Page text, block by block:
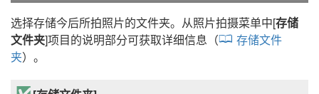
选择存储今后所拍照片的文件夹。从照片拍摄菜单中[存储
文件夹]项目的说明部分可获取详细信息（
存储文件
夹）。